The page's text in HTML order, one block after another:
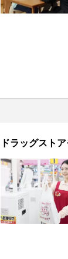
ドラッグスト